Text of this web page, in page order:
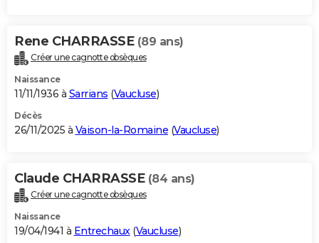
Carte de Noël
Carte Bonne année
Carte Saint-Valentin
Carte Pâques
Carte d'anniversaire
DICTIONNAIRE
Dictionnaire
Biographies
Citations
Expressions
Proverbes
PROGRAMME TV
S'inscrire
Se connecter
Lycées
Collèges
Primaires
Universités
Entreprises
Service militaire
Avis de recherche
AVIS DE DÉCÈS
Bricolage
Lifestyle
Culture
Sport
Auto
Television
Voyage
Cinema
Rene CHARRASSE (89 ans)
Créer une cagnotte obsèques
Naissance
11/11/1936 à Sarrians (Vaucluse)
Décès
26/11/2025 à Vaison-la-Romaine (Vaucluse)
Claude CHARRASSE (84 ans)
Créer une cagnotte obsèques
Naissance
19/04/1941 à Entrechaux(Vaucluse)